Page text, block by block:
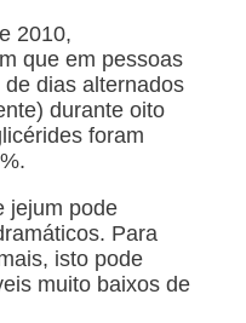
2010,
que em pessoas
dias alternados
durante oito
foram
jejum pode
Para
isto pode
muito baixos de